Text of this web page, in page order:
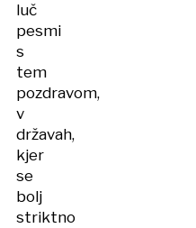
luč
pesmi
s
tem
pozdravom,
v
državah,
kjer
se
bolj
striktno